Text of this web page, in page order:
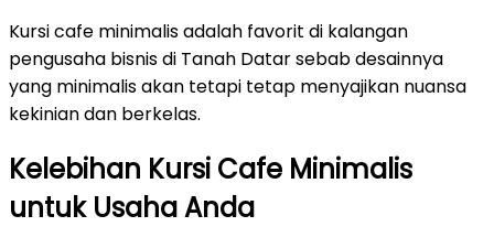
Kursi cafe minimalis adalah favorit di kalangan
pengusaha bisnis di Tanah Datar sebab desainnya
yang minimalis akan tetapi tetap menyajikan nuansa
kekinian dan berkelas.
Kelebihan Kursi Cafe Minimalis
untuk Usaha Anda